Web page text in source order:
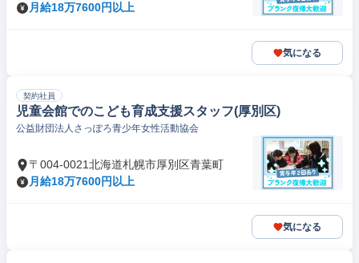
月給18万7600円以上
気になる
契約社員
児童会館でのこども育成支援スタッフ(厚別区)
公益財団法人さっぽろ青少年女性活動協会
〒004-0021北海道札幌市厚別区青葉町
月給18万7600円以上
気になる